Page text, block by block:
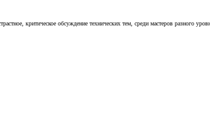
критическое обсуждение технических тем, среди мастеров